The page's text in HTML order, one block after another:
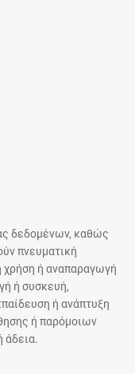
δεδομένων, καθώς
πνευματική
χρήση ή αναπαραγωγή
ή συσκευή,
ή ανάπτυξη
ή παρόμοιων
άδεια.